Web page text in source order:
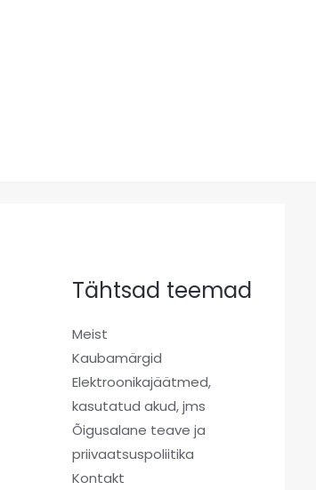
Tähtsad teemad
Meist
Kaubamärgid
Elektroonikajäätmed,
kasutatud akud, jms
Õigusalane teave ja
priivaatsuspoliitika
Kontakt